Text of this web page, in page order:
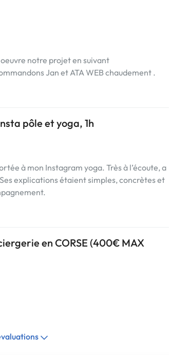
notre projet en suivant
Jan et ATA WEB chaudement .
pôle et yoga, 1h
à mon Instagram yoga. Très à l’écoute, a
explications étaient simples, concrètes et
en CORSE (400€ MAX